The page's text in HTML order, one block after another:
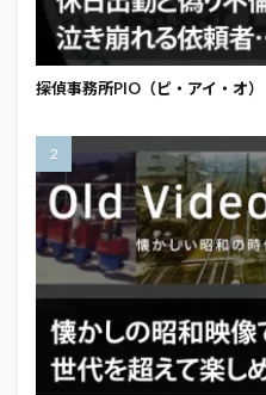
探偵事務所PIO（ピ・アイ・オ）